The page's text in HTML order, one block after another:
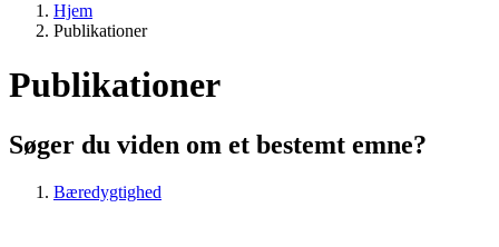
Hjem
Publikationer
Publikationer
Søger du viden om et bestemt emne?
Bæredygtighed